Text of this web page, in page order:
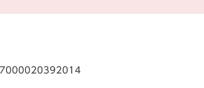
7000020392014